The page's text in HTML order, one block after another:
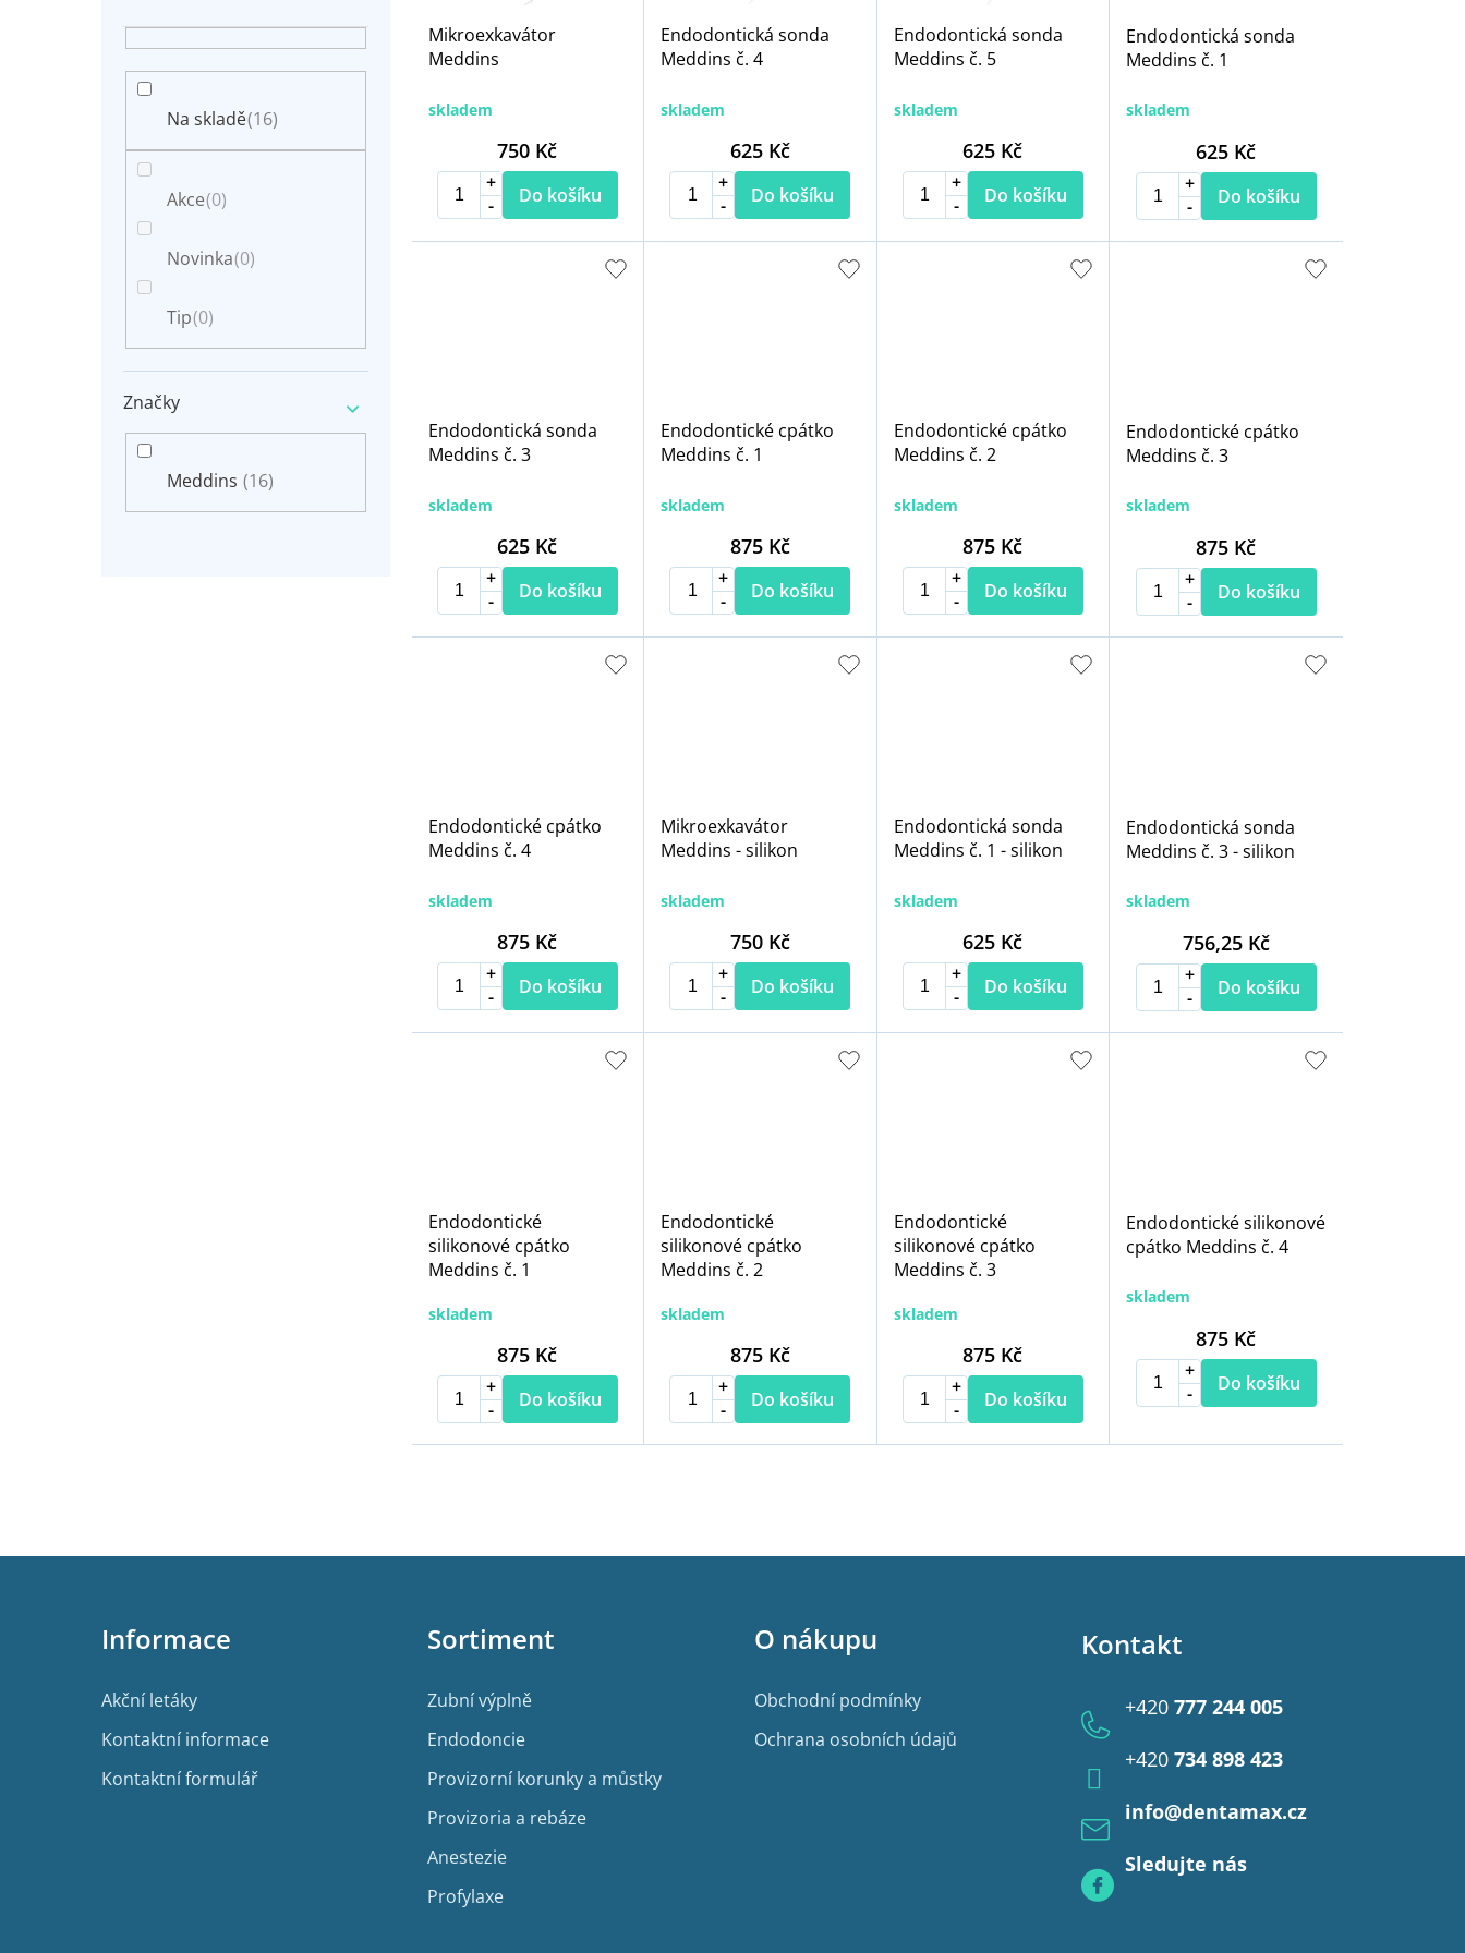
Na skladě(16)
Akce(0)
Novinka(0)
Tip(0)
Značky
Meddins (16)
Mikroexkavátor
Meddins
skladem
750 Kč
Do košíku
Endodontická sonda
Meddins č. 4
skladem
625 Kč
Do košíku
Endodontická sonda
Meddins č. 5
skladem
625 Kč
Do košíku
Endodontická sonda
Meddins č. 1
skladem
625 Kč
Do košíku
Endodontická sonda
Meddins č. 3
skladem
625 Kč
Do košíku
Endodontické cpátko
Meddins č. 1
skladem
875 Kč
Do košíku
Endodontické cpátko
Meddins č. 2
skladem
875 Kč
Do košíku
Endodontické cpátko
Meddins č. 3
skladem
875 Kč
Do košíku
Endodontické cpátko
Meddins č. 4
skladem
875 Kč
Do košíku
Mikroexkavátor
Meddins - silikon
skladem
750 Kč
Do košíku
Endodontická sonda
Meddins č. 1 - silikon
skladem
625 Kč
Do košíku
Endodontická sonda
Meddins č. 3 - silikon
skladem
756,25 Kč
Do košíku
Endodontické
silikonové cpátko
Meddins č. 1
skladem
875 Kč
Do košíku
Endodontické
silikonové cpátko
Meddins č. 2
skladem
875 Kč
Do košíku
Endodontické
silikonové cpátko
Meddins č. 3
skladem
875 Kč
Do košíku
Endodontické silikonové
cpátko Meddins č. 4
skladem
875 Kč
Do košíku
d
p
k
v
Informace
Akční letáky
Kontaktní informace
Kontaktní formulář
Sortiment
Zubní výplně
Endodoncie
Provizorní korunky a můstky
Provizoria a rebáze
Anestezie
Profylaxe
O nákupu
Obchodní podmínky
Ochrana osobních údajů
Kontakt
info@dentamax.cz
+420 777 244 005
+420 734 898 423
Sledujte nás